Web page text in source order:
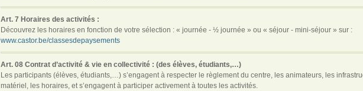
Art. 7 Horaires des activités :
Découvrez les horaires en fonction de votre sélection : « journée - ½ journée » ou « séjour - mini-séjour » sur :
www.castor.be/classesdepaysements
Art. 08 Contrat d’activité & vie en collectivité : (des élèves, étudiants,…)
Les participants (élèves, étudiants,…) s’engagent à respecter le règlement du centre, les animateurs, les
matériel, les horaires, et s’engagent à participer activement à toutes les activités.